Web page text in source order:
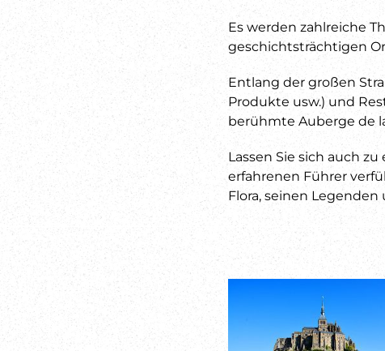
Es werden zahlreiche
geschichtsträchtigen
Entlang der großen
Produkte usw.) und
berühmte Auberge de
Lassen Sie sich auch
erfahrenen Führer
Flora, seinen